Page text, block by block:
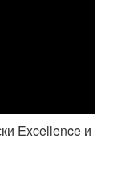
Excellence и